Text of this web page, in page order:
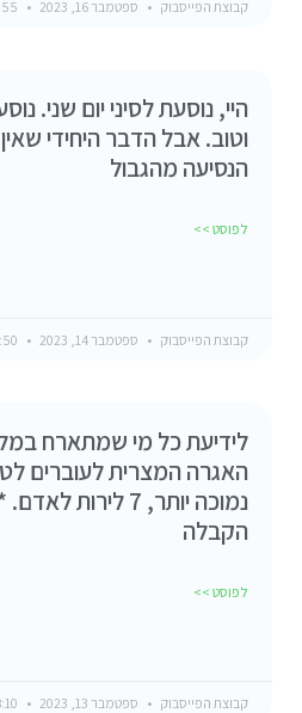
קבוצת הפייסבוק ספטמבר 16, 2023
היי, נוסעת לסיני יום שני.
וטוב. אבל הדבר היחידי
הנסיעה מהגבול
לפוסט >>
קבוצת הפייסבוק ספטמבר 14, 2023
האגרה המצרית לעוברים
נמוכה יותר, 7
הקבלה
לפוסט >>
קבוצת הפייסבוק ספטמבר 13, 2023